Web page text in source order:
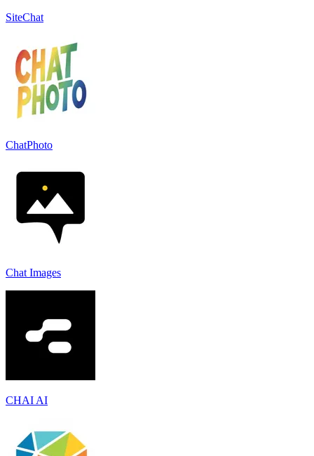
SiteChat
ChatPhoto
Chat Images
CHAI AI